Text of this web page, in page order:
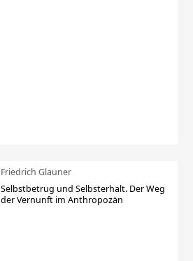
Friedrich Glauner
Selbstbetrug und Selbsterhalt. Der Weg
der Vernunft im Anthropozän